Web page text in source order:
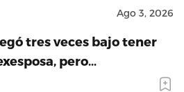
Ago 3, 2026
tres veces bajo tener
pero…